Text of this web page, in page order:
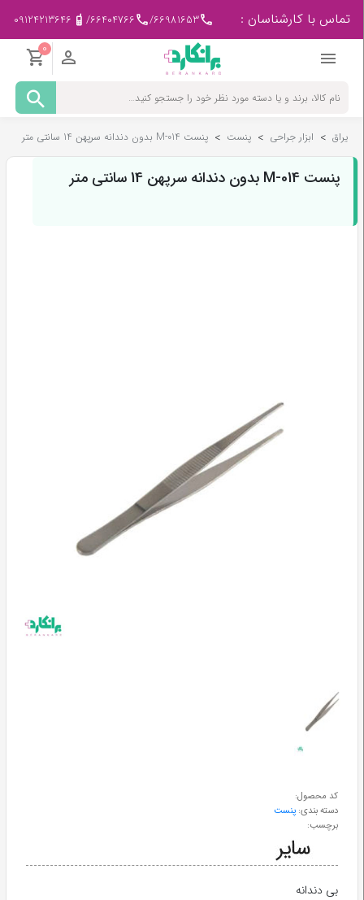
تماس با کارشناسان : 66981653
/
66404766
/
09124213646
0
مادر
کودک
پزشکی
-
ورزشی
درمانی
ابزار
جراحی
یراق > ابزار جراحی > پنست > پنست M-014 بدون دندانه سرپهن 14 سانتی متر
پنست M-014 بدون دندانه سرپهن 14 سانتی متر
کد محصول:
دسته بندی: پنست
برچسب:
بی دندانه